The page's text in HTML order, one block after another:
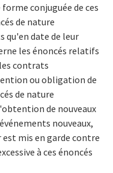
conjuguée de ces
de nature
qu'en date de leur
les énoncés relatifs
contrats
ou obligation de
de nature
de nouveaux
nouveaux,
mis en garde contre
à ces énoncés